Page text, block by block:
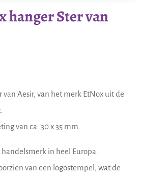
hanger Ster van
van Aesir, van het merk EtNox uit de
van ca. 30 x 35 mm.
in heel Europa.
van een logostempel, wat de